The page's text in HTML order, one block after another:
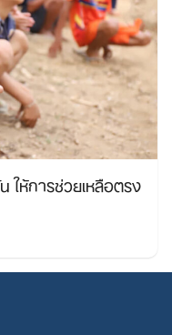
ให้การช่วยเหลือตรง